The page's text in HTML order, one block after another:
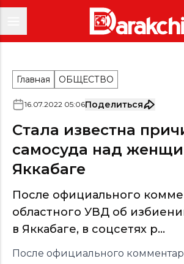
Главная ОБЩЕСТВО
16.07.2022 05:06Поделиться
Стала известна
самосуда над
Яккабаге
После официального
областного УВД об
в Яккабаге, в соцсетях р...
После официального